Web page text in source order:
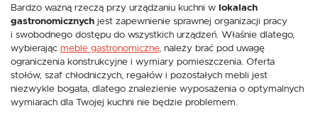
Bardzo ważną rzeczą przy urządzaniu kuchni w lokalach
gastronomicznych jest zapewnienie sprawnej organizacji pracy
i swobodnego dostępu do wszystkich urządzeń. Właśnie dlatego,
wybierając meble gastronomiczne, należy brać pod uwagę
ograniczenia konstrukcyjne i wymiary pomieszczenia. Oferta
stołów, szaf chłodniczych, regałów i pozostałych mebli jest
niezwykle bogata, dlatego znalezienie wyposażenia o optymalnych
wymiarach dla Twojej kuchni nie będzie problemem.